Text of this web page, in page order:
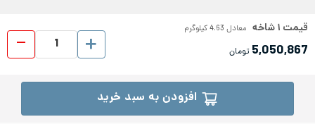
قیمت ۱شاخه معادل 4.63کیلوگرم
5,050,867 تومان
افزودن به سبد خرید